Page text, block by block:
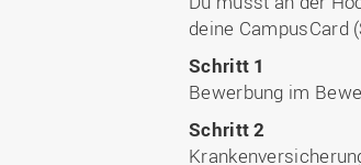
deine CampusCard
Schritt 1
Bewerbung im
Schritt 2